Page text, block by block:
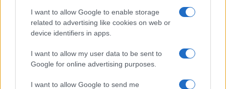
I want to allow Google to enable storage
related to advertising like cookies on web or
device identifiers in apps.
I want to allow my user data to be sent to
Google for online advertising purposes.
I want to allow Google to send me
Gallura, finti clienti svuotano le suite: furto da
50mila nel resort
Meteo Olbia 7 agosto, sole e caldo tornano